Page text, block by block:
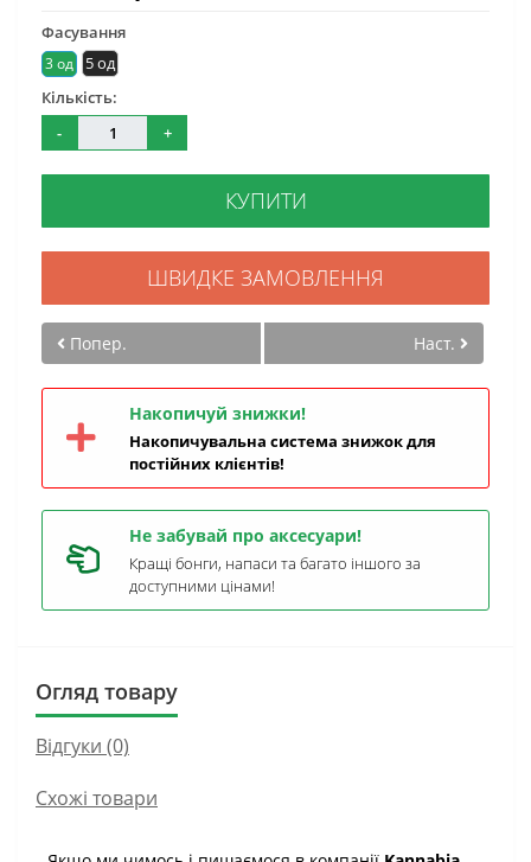
Фасування
3 од
5 од
Кількість:
-
+
КУПИТИ
ШВИДКЕ ЗАМОВЛЕННЯ
Попер. Наст.
Накопичуй знижки!
Накопичувальна система знижок для
постійних клієнтів!
Не забувай про аксесуари!
Кращі бонги, напаси та багато іншого за
доступними цінами!
Огляд товару
Відгуки (0)
Схожі товари